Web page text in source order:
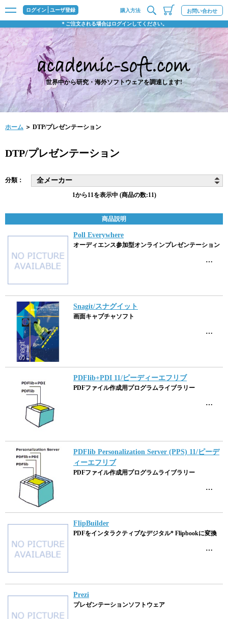
ログイン ユーザ登録
＊ご注文される場合はログインしてください。
購入方法 お問い合わせ
世界中から研究・海外ソフトウェアを調達します!
ホーム ＞ DTP/プレゼンテーション
DTP/プレゼンテーション
分類：
1から11を表示中 (商品の数:11)
商品説明
Poll Everywhere
オーディエンス参加型オンラインプレゼンテーション
…
Snagit/スナグイット
画面キャプチャソフト
…
PDFlib+PDI 11/ピーディーエフリブ
PDFファイル作成用プログラムライブラリー
…
PDFlib Personalization Server (PPS) 11/ピーデ
ィーエフリブ
PDFファイル作成用プログラムライブラリー
…
FlipBuilder
PDFをインタラクティブなデジタル* Flipbookに変換
…
Prezi
プレゼンテーションソフトウェア